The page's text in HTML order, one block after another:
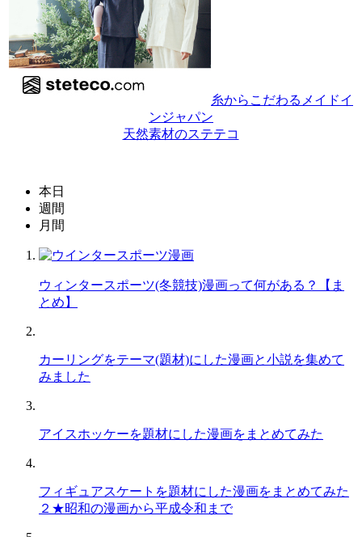
糸からこだわるメイドイ
ンジャパン
天然素材のステテコ
本日
週間
月間
ウィンタースポーツ(冬競技)漫画って何がある？【ま
とめ】
カーリングをテーマ(題材)にした漫画と小説を集めて
みました
アイスホッケーを題材にした漫画をまとめてみた
フィギュアスケートを題材にした漫画をまとめてみた
２★昭和の漫画から平成令和まで